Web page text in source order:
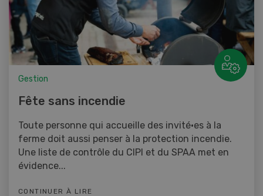
Gestion
Fête sans incendie
Toute personne qui accueille des invité·es à la
ferme doit aussi penser à la protection incendie.
Une liste de contrôle du CIPI et du SPAA met en
évidence...
CONTINUER À LIRE